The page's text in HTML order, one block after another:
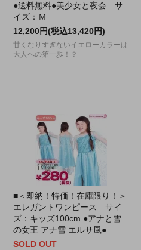
●送料無料●美少女と夜会 サ
イズ：Ｍ
12,200円(税込13,420円)
甘くなりすぎないイエローカラーは
大人への第一歩！？
■＜即納！特価！在庫限り！＞
エレガントワンピース サイ
ズ：キッズ100cm ●アナと雪
の女王 アナ雪 エルサ風●
SOLD OUT